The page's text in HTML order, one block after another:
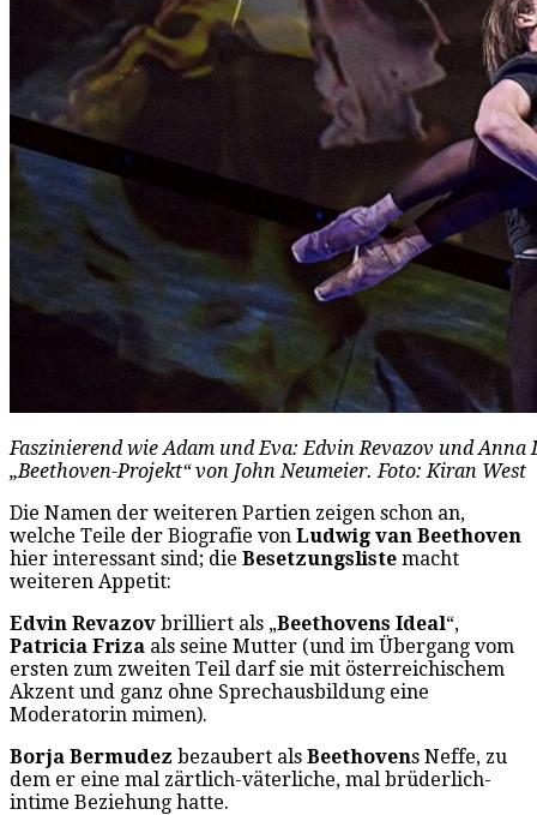
Faszinierend wie Adam und Eva: Edvin Revazov und
„Beethoven-Projekt“ von John Neumeier. Foto: Kiran West
Die Namen der weiteren Partien zeigen schon an,
welche Teile der Biografie von Ludwig van Beethoven
hier interessant sind; die Besetzungsliste macht
weiteren Appetit:
Edvin Revazov brilliert als „Beethovens Ideal“,
Patricia Friza als seine Mutter (und im Übergang vom
ersten zum zweiten Teil darf sie mit österreichischem
Akzent und ganz ohne Sprechausbildung eine
Moderatorin mimen).
Borja Bermudez bezaubert als Beethovens Neffe, zu
dem er eine mal zärtlich-väterliche, mal brüderlich-
intime Beziehung hatte.